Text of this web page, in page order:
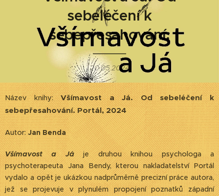
sebeléčení k
sebepřesahování.
20.05.2024
Název knihy:Všímavost a Já. Od sebeléčení k
sebepřesahování. Portál, 2024
Autor:Jan Benda
Všímavost a Jáje druhou knihou psychologa a
psychoterapeuta Jana Bendy, kterou nakladatelství Portál
vydalo a opět je ukázkou nadprůměrně precizní práce autora,
jež se projevuje v plynulém propojení poznatků západní